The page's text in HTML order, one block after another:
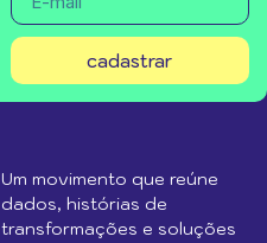
cadastrar
Um movimento que reúne
dados, histórias de
transformações e soluções